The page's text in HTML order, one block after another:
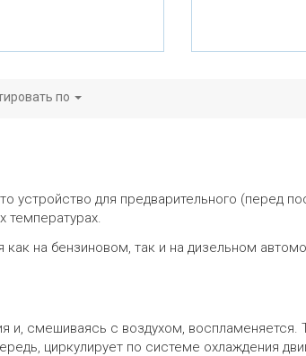
по
устройство для предварительного (перед
температурах.
на бензиновом, так и на дизельном
и, смешиваясь с воздухом,
циркулирует по системе охлаждения